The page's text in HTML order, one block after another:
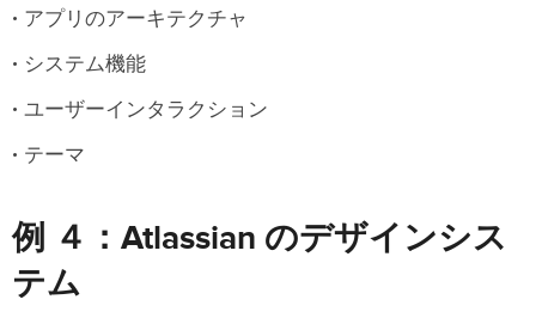
アプリのアーキテクチャ
システム機能
ユーザーインタラクション
テーマ
例 ４：Atlassian のデザインシス
テム